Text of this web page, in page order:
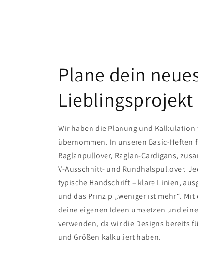
Plane dein
Lieblingsprojekt
Wir haben die Planung und
übernommen. In unseren Basic-
Raglanpullover, Raglan-Cardigans,
V-Ausschnitt- und Rundhalspullover.
typische Handschrift – klare Linien,
und das Prinzip „weniger ist mehr“.
deine eigenen Ideen umsetzen und
verwenden, da wir die Designs bereits
und Größen kalkuliert haben.